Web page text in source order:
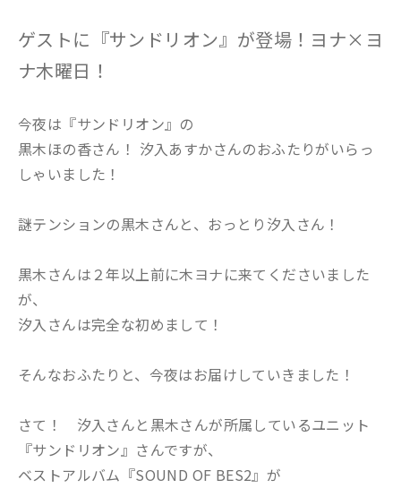
ゲストに『サンドリオン』が登場！ヨナ×ヨ
ナ木曜日！
今夜は『サンドリオン』の
黒木ほの香さん！ 汐入あすかさんのおふたりがいらっ
しゃいました！
謎テンションの黒木さんと、おっとり汐入さん！
黒木さんは２年以上前に木ヨナに来てくださいました
が、
汐入さんは完全な初めまして！
そんなおふたりと、今夜はお届けしていきました！
さて！ 汐入さんと黒木さんが所属しているユニット
『サンドリオン』さんですが、
ベストアルバム『SOUND OF BES2』が